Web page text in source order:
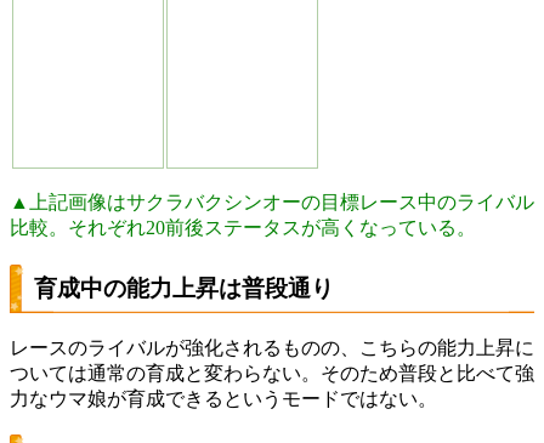
▲上記画像はサクラバクシンオーの目標レース中のライバル
比較。それぞれ20前後ステータスが高くなっている。
育成中の能力上昇は普段通り
レースのライバルが強化されるものの、こちらの能力上昇に
ついては通常の育成と変わらない。そのため普段と比べて強
力なウマ娘が育成できるというモードではない。